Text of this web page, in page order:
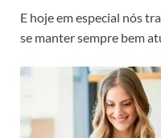
E hoje em especial nós
se manter sempre bem